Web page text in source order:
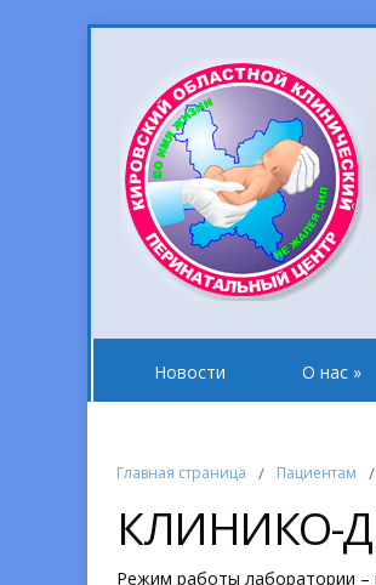
Новости О нас »
Главная страница / Пациентам /
КЛИНИКО-
Режим работы лаборатории –